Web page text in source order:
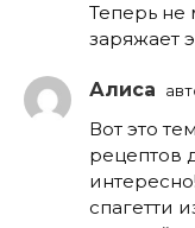
Теперь не
заряжает
Алиса
Вот это
рецептов
спагетти